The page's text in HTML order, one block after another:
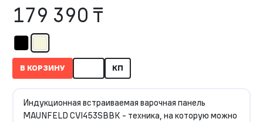
179 390 ₸
В КОРЗИНУ КП
Индукционная встраиваемая варочная панель
MAUNFELD CVI453SBBK - техника, на которую можно